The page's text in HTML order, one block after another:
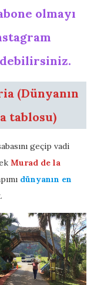
olmayı
(Dünyanın
tablosu)
geçip vadi
Murad de la
dünyanın en